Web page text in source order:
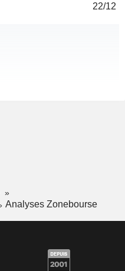
22/12
Analyses Zonebourse